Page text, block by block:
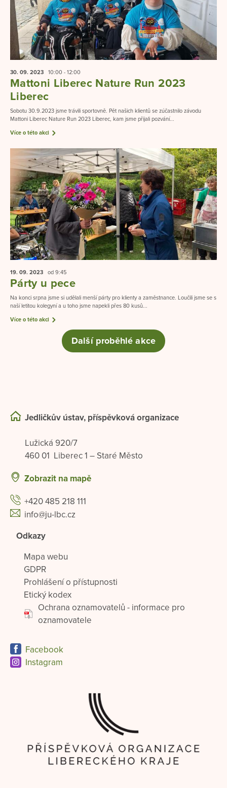
30. 09. 2023 10:00 - 12:00
Mattoni Liberec Nature Run 2023
Liberec
Sobotu 30.9.2023 jsme trávili sportovně. Pět našich klientů se zúčastnilo závodu
Mattoni Liberec Nature Run 2023 Liberec, kam jsme přijali pozvání...
Více o této akci
19. 09. 2023 od 9:45
Párty u pece
Na konci srpna jsme si udělali menší párty pro klienty a zaměstnance. Loučili jsme se s
naší letitou kolegyní a u toho jsme napekli přes 80 kusů...
Více o této akci
Další proběhlé akce
Jedličkův ústav, příspěvková organizace
Lužická 920/7
460 01 Liberec 1 – Staré Město
Zobrazit na mapě
+420 485 218 111
info@ju-lbc.cz
Odkazy
Mapa webu
GDPR
Prohlášení o přístupnosti
Etický kodex
Ochrana oznamovatelů - informace pro
oznamovatele
Facebook
Instagram